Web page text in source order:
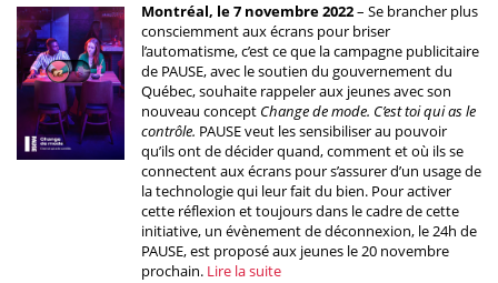
Montréal, le 7 novembre 2022– Se brancher plus
consciemment aux écrans pour briser
l’automatisme, c’est ce que la campagne publicitaire
de PAUSE, avec le soutien du gouvernement du
Québec, souhaite rappeler aux jeunes avec son
nouveau concept Change de mode. C’est toi qui as le
contrôle. PAUSE veut les sensibiliser au pouvoir
qu’ils ont de décider quand, comment et où ils se
connectent aux écrans pour s’assurer d’un usage de
la technologie qui leur fait du bien. Pour activer
cette réflexion et toujours dans le cadre de cette
initiative, un évènement de déconnexion, le 24h de
PAUSE, est proposé aux jeunes le 20 novembre
prochain. Lire la suite